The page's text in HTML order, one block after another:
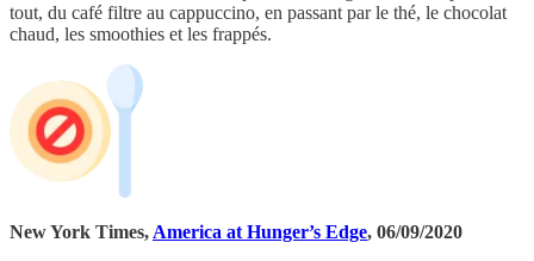
tout, du café filtre au cappuccino, en passant par le thé, le chocolat
chaud, les smoothies et les frappés.
New York Times, America at Hunger’s Edge, 06/09/2020